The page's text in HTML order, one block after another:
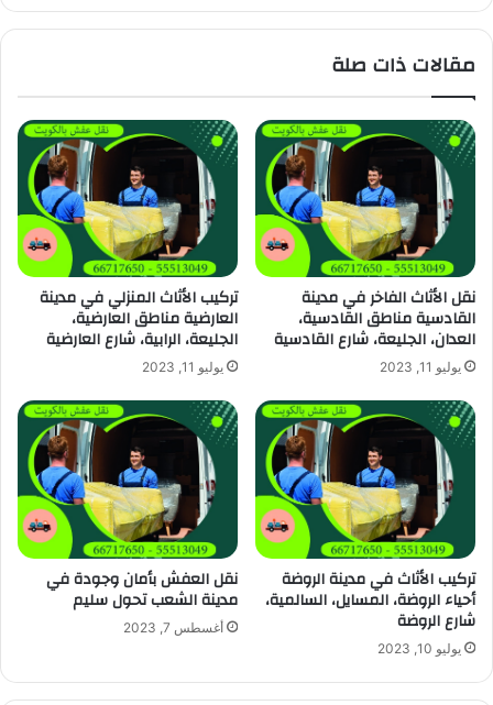
مقالات ذات صلة
نقل الأثاث الفاخر في مدينة
القادسية مناطق القادسية،
العدان، الجليعة، شارع القادسية
يوليو 11, 2023
تركيب الأثاث المنزلي في مدينة
العارضية مناطق العارضية،
الجليعة، الرابية، شارع العارضية
يوليو 11, 2023
تركيب الأثاث في مدينة الروضة
أحياء الروضة، المسايل، السالمية،
شارع الروضة
يوليو 10, 2023
نقل العفش بأمان وجودة في
مدينة الشعب تحول سليم
أغسطس 7, 2023